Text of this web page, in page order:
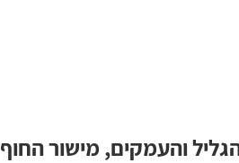
והעמקים, מישור החוף